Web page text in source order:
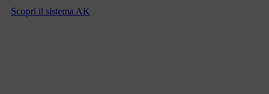
Scopri il sistema AK